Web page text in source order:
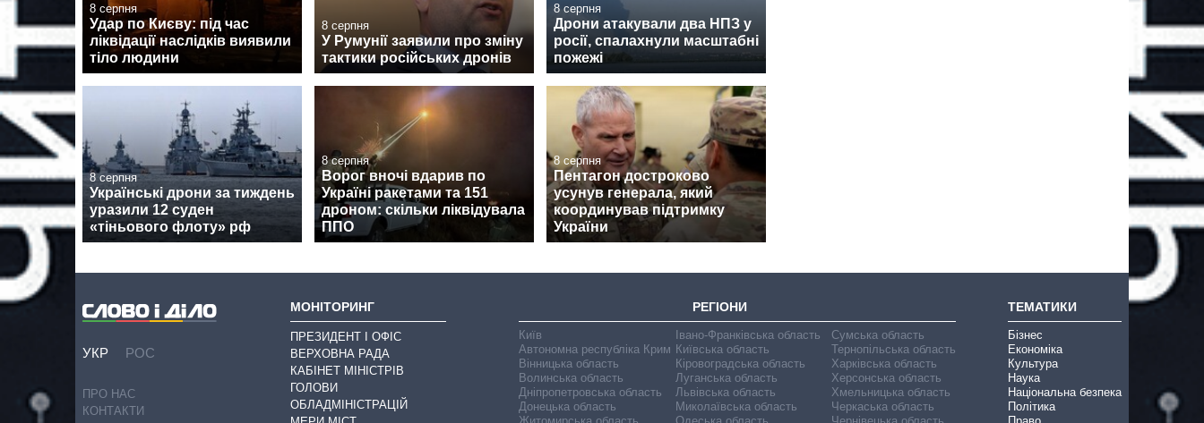
8 серпня
Удар по Києву: під час
ліквідації наслідків виявили
тіло людини
8 серпня
У Румунії заявили про зміну
тактики російських дронів
8 серпня
Дрони атакували два НПЗ у
росії, спалахнули масштабні
пожежі
8 серпня
Українські дрони за тиждень
уразили 12 суден
«тіньового флоту» рф
8 серпня
Ворог вночі вдарив по
Україні ракетами та 151
дроном: скільки ліквідувала
ППО
8 серпня
Пентагон достроково
усунув генерала, який
координував підтримку
України
УКР РОС
ПРО НАС
КОНТАКТИ
МОНІТОРИНГ
ПРЕЗИДЕНТ І ОФІС
ВЕРХОВНА РАДА
КАБІНЕТ МІНІСТРІВ
ГОЛОВИ
ОБЛАДМІНІСТРАЦІЙ
РЕГІОНИ
Київ
Автономна республіка Крим
Вінницька область
Волинська область
Дніпропетровська область
Донецька область
Івано-Франківська область
Київська область
Кіровоградська область
Луганська область
Львівська область
Миколаївська область
Сумська область
Тернопільська область
Харківська область
Херсонська область
Хмельницька область
Черкаська область
ТЕМАТИКИ
Бізнес
Економіка
Культура
Наука
Національна безпека
Політика